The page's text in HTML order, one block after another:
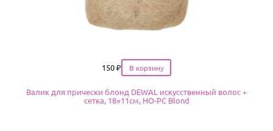
Цена
150 ₽
Валик для прически блонд DEWAL искусственный волос +
сетка, 18×11см, HO-PC Blond